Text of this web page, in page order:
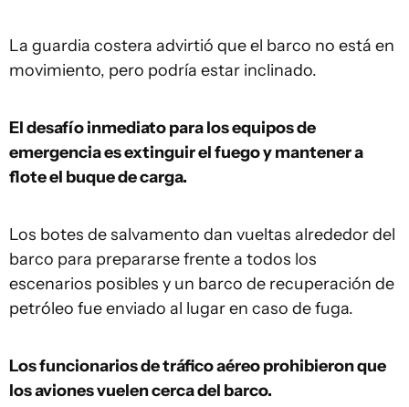
La guardia costera advirtió que el barco no está en
movimiento, pero podría estar inclinado.
El desafío inmediato para los equipos de
emergencia es extinguir el fuego y mantener a
flote el buque de carga.
Los botes de salvamento dan vueltas alrededor del
barco para prepararse frente a todos los
escenarios posibles y un barco de recuperación de
petróleo fue enviado al lugar en caso de fuga.
Los funcionarios de tráfico aéreo prohibieron que
los aviones vuelen cerca del barco.